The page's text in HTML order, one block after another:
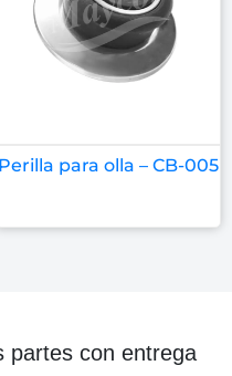
Perilla para olla – CB-005
partes con entrega